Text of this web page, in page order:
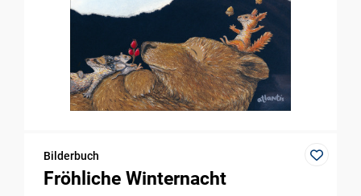
Bilderbuch
Fröhliche Winternacht